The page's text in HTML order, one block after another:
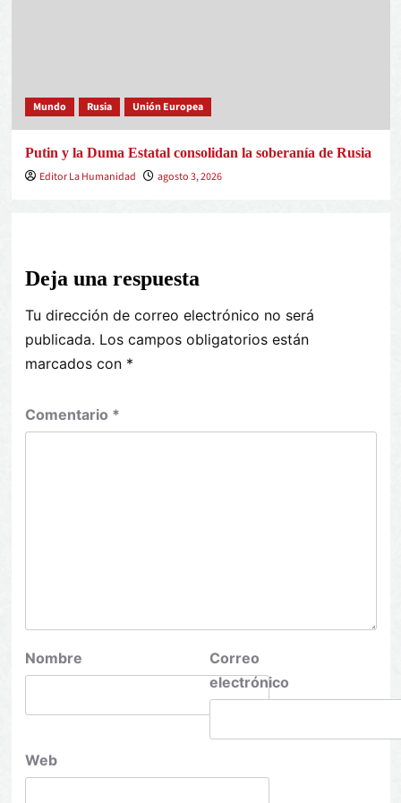
Mundo Rusia Unión Europea
Putin y la Duma Estatal consolidan la soberanía de Rusia
Editor La Humanidad
agosto 3, 2026
Deja una respuesta
Tu dirección de correo electrónico no será
publicada. Los campos obligatorios están
marcados con *
Comentario *
Nombre
Correo
electrónico
Web